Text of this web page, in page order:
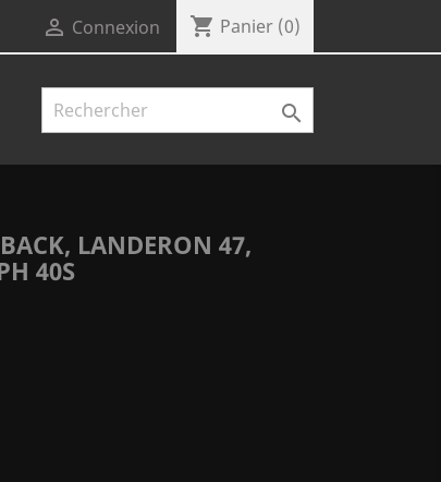
 Connexion shopping_cart Panier (0)

LANDERON 47,
40S